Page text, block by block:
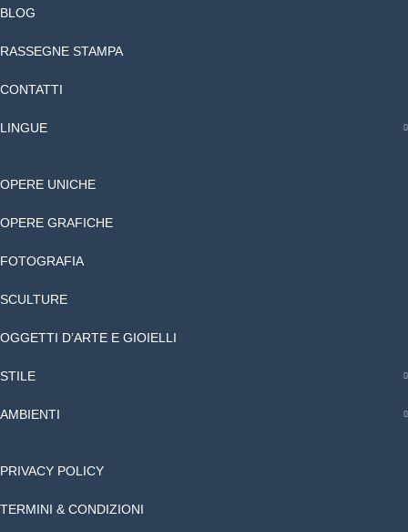
BLOG
RASSEGNE STAMPA
CONTATTI
LINGUE
OPERE UNICHE
OPERE GRAFICHE
FOTOGRAFIA
SCULTURE
OGGETTI D’ARTE E GIOIELLI
STILE
AMBIENTI
PRIVACY POLICY
TERMINI & CONDIZIONI